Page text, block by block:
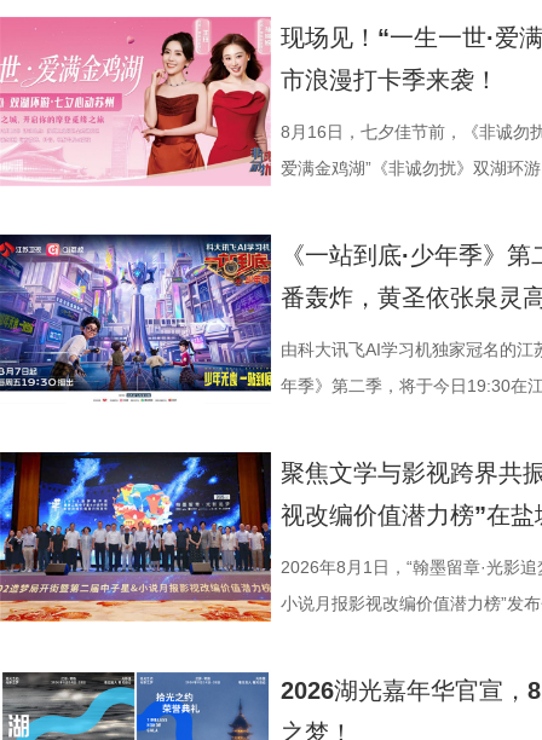
材文艺创作资助项目、 江苏省广
份有限公司、中共南通市委宣传
衔主演（按姓氏笔画排序），打
的人生历程，引领观众在百年时光
正剧框架 讲述一位“状元”的
后就要挨打的现实，他毅然放弃
业、兴教育、兴城市推动南通成为
的发展进程。 爱国、救国、
剧张强表示：“当国家和民族面临
中国早期企业家兴办实业、产业
情怀、富民理想和社会责任，凝练
神，力求为新时代企业家精神
张謇立足中华文化、拥抱时
现场见！“一生一世·爱
市浪漫打卡季来袭！
8月16日，七夕佳节前，《非诚勿
爱满金鸡湖”《非诚勿扰》双湖环
《非诚勿扰》节目组联合苏州工
珏、孙嬿婉将携手《非诚勿扰》
组成“打卡团”阵容，带领多组情
觅缘之旅。 图片8.png 苏州是一
依托金鸡湖与独墅湖双湖水域联
02、独墅湖月亮湾码头、飞翔雕
融天幕、月光码头九大地标，让
浪漫故事。 图片9.png 打卡之旅
02两座旅游驿站，在“婚拍友好驿
《一站到底·少年季》
番轰炸，黄圣依张泉灵
由科大讯飞AI学习机独家冠名的江
年季》第二季，将于今日19:30在
量。首期赛场就将迎来二选一残
而出？答案今晚揭晓！ PBL
较于第一季，本季赛制紧扣新课
PBL项目挑战模式，模拟真实学习
加持、学科专家权威解读，以科
聚焦文学与影视跨界共
视改编价值潜力榜”在盐
2026年8月1日，“翰墨留章·光影
小说月报影视改编价值潜力榜”发
化广电和旅游局、盐城经济技术
2026湖光嘉年华官宣，
之梦！